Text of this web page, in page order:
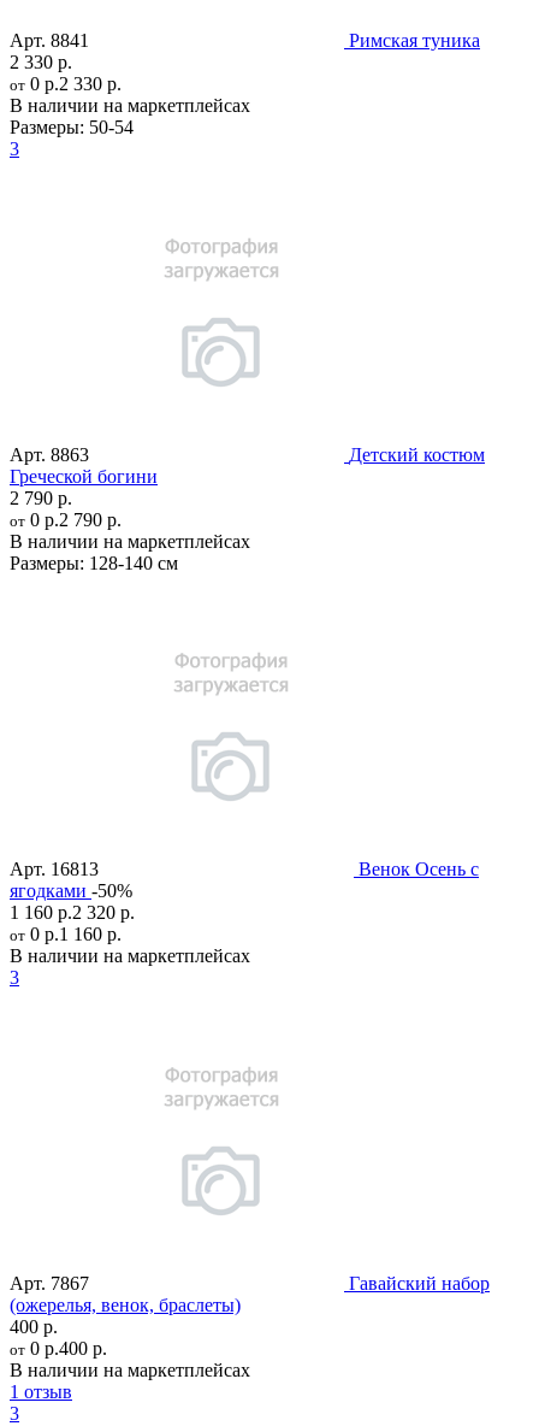
Арт. 8841
Римская туника
2 330 р.
от 0 р.2 330 р.
В наличии на маркетплейсах
Размеры: 50-54
3
Арт. 8863
Детский костюм
Греческой богини
2 790 р.
от 0 р.2 790 р.
В наличии на маркетплейсах
Размеры: 128-140 см
Арт. 16813
Венок Осень с
ягодками -50%
1 160 р.2 320 р.
от 0 р.1 160 р.
В наличии на маркетплейсах
3
Арт. 7867
Гавайский набор
(ожерелья, венок, браслеты)
400 р.
от 0 р.400 р.
В наличии на маркетплейсах
1 отзыв
3